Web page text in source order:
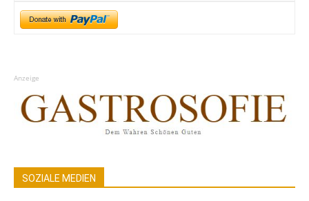
Anzeige
SOZIALE MEDIEN